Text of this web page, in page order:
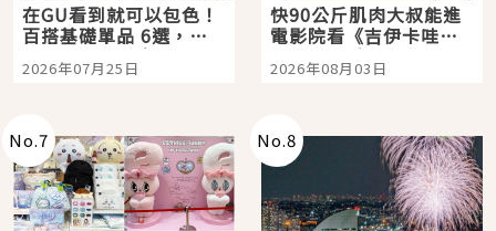
在GU看到就可以包色！
百搭基礎單品 6選，閉
眼全收也不心疼
2026年07月25日
快90公斤肌肉大叔能進
電影院看《吉伊卡哇》
嗎？日本重金屬樂團
「打首」會長與nagano
2026年08月03日
No.7 No.8